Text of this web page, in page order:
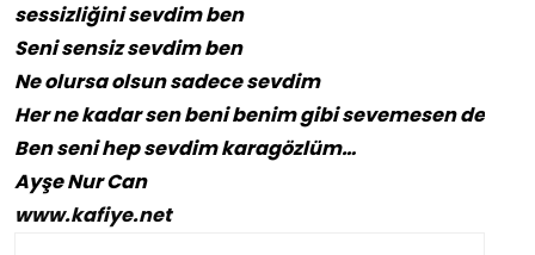
sessizliğini sevdim ben
Seni sensiz sevdim ben
Ne olursa olsun sadece sevdim
Her ne kadar sen beni benim gibi sevemesen de
Ben seni hep sevdim karagözlüm…
Ayşe Nur Can
www.kafiye.net